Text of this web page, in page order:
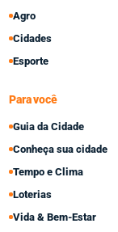
Agro
Cidades
Esporte
Para você
Guia da Cidade
Conheça sua cidade
Tempo e Clima
Loterias
Vida & Bem-Estar